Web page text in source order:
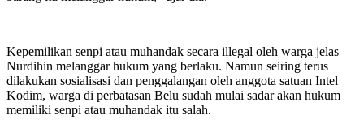
Kepemilikan senpi atau muhandak secara illegal oleh warga jelas
Nurdihin melanggar hukum yang berlaku. Namun seiring terus
dilakukan sosialisasi dan penggalangan oleh anggota satuan Intel
Kodim, warga di perbatasan Belu sudah mulai sadar akan hukum
memiliki senpi atau muhandak itu salah.